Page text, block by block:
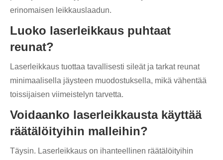
erinomaisen leikkauslaadun.
Luoko laserleikkaus puhtaat
reunat?
Laserleikkaus tuottaa tavallisesti sileät ja tarkat reunat
minimaalisella jäysteen muodostuksella, mikä vähentää
toissijaisen viimeistelyn tarvetta.
Voidaanko laserleikkausta käyttää
räätälöityihin malleihin?
Täysin. Laserleikkaus on ihanteellinen räätälöityihin